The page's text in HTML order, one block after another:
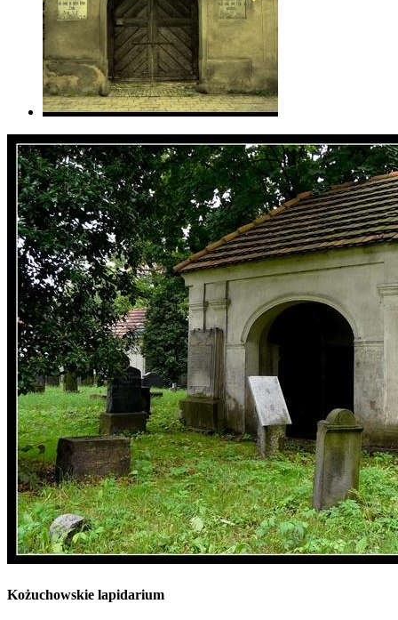
Kożuchowskie lapidarium